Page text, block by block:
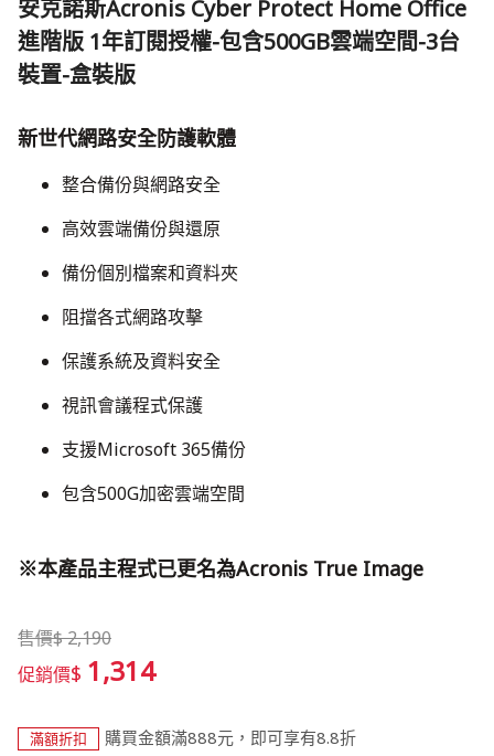
安克諾斯Acronis Cyber Protect Home Office
進階版 1年訂閱授權-包含500GB雲端空間-3台
裝置-盒裝版
新世代網路安全防護軟體
整合備份與網路安全
高效雲端備份與還原
備份個別檔案和資料夾
​阻擋各式網路攻擊
​保護系統及資料安全
​視訊會議程式保護
​支援Microsoft 365備份
包含500G加密雲端空間
※本產品主程式已更名為Acronis True Image
售價$2,190
促銷價$ 1,314
滿額折扣 購買金額滿888元，即可享有8.8折